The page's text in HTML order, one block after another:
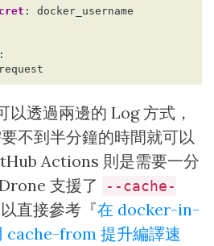
:
docker_username
以透過兩邊的 Log 方式，
不到半分鐘的時間就可以
Actions 則是需要一分
支援了
--cache-
直接參考『在 docker-in-
cache-from 提升編譯速